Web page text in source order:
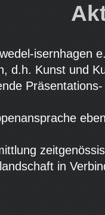
isernhagen
d.h. Kunst und
in